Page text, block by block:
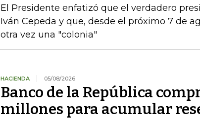
El Presidente enfatizó que el verdadero
Iván Cepeda y que, desde el próximo 7 de
otra vez una "colonia"
HACIENDA 05/08/2026
Banco de la República
millones para acumular